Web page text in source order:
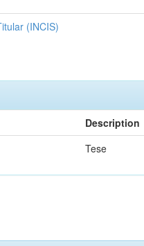
(INCIS)
Description
Tese